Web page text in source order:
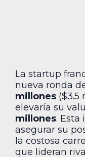
La startup
nueva ronda
millones ($3.5
elevaría su
millones. Esta
asegurar su
la costosa
que lideran